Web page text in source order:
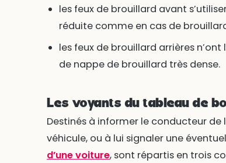
les feux de brouillard avant
réduite comme en cas de
les feux de brouillard arrières
de nappe de brouillard très dense.
Les voyants du tableau de
Destinés à informer le conducteur
véhicule, ou à lui signaler une
d’une voiture, sont répartis en trois